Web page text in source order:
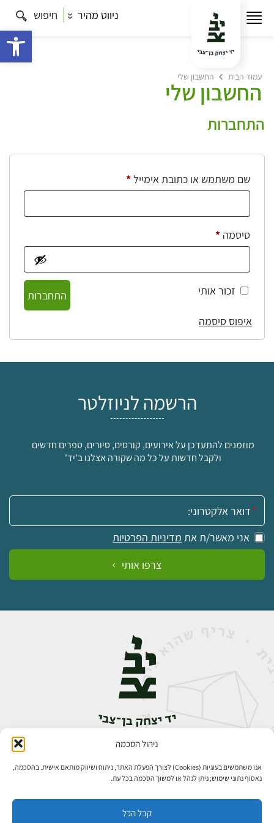
ניהול הסכמה
אנו משתמשים בעוגיות (Cookies) לצורך הפעלת האתר, ניתוח ושיווק מותאם אישית. בהסכמה,
נאסוף נתוני שימוש; ניתן לנהל או למשוך הסכמה בכל עת.
קבל הכל
ניווט מהיר חיפוש
עמוד הבית החשבון שלי
החשבון שלי
התחברות
שם משתמש או כתובת אימייל*חובה
סיסמה *חובה
זכור אותי
התחברות
איפוס סיסמה
הרשמה לניוזלטר
מוזמנים להתעדכן על אירועים, קורסים, סיורים, ספרים חדשים
ולקבל חדשות על כל מה שקורה אצלנו ב'יד'
אימייל:
אני מאשר/ת את מדיניות הפרטיות
צרפו אותי
אבן גבירול 14, רחביה, ירושלים